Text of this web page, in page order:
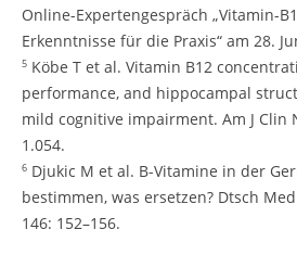
Online-Expertengespräch „Vitamin-
Erkenntnisse für die Praxis“ am 28.
5 Köbe T et al. Vitamin B12
performance, and hippocampal
mild cognitive impairment. Am J Clin
1.054.
6 Djukic M et al. B-Vitamine in der
bestimmen, was ersetzen? Dtsch
146: 152–156.